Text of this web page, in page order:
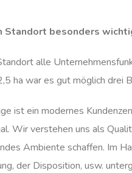
Standort besonders
alle
ha war es gut möglich drei
ist ein modernes
Wir verstehen uns als
Ambiente schaffen. Im
der Disposition, usw.